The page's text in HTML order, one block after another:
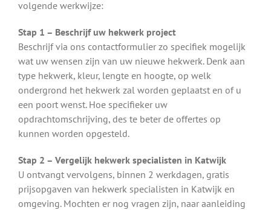
volgende werkwijze:
Stap 1 – Beschrijf uw hekwerk project
Beschrijf via ons contactformulier zo specifiek mogelijk
wat uw wensen zijn van uw nieuwe hekwerk. Denk aan
type hekwerk, kleur, lengte en hoogte, op welk
ondergrond het hekwerk zal worden geplaatst en of u
een poort wenst. Hoe specifieker uw
opdrachtomschrijving, des te beter de offertes op
kunnen worden opgesteld.
Stap 2 – Vergelijk hekwerk specialisten in Katwijk
U ontvangt vervolgens, binnen 2 werkdagen, gratis
prijsopgaven van hekwerk specialisten in Katwijk en
omgeving. Mochten er nog vragen zijn, naar aanleiding